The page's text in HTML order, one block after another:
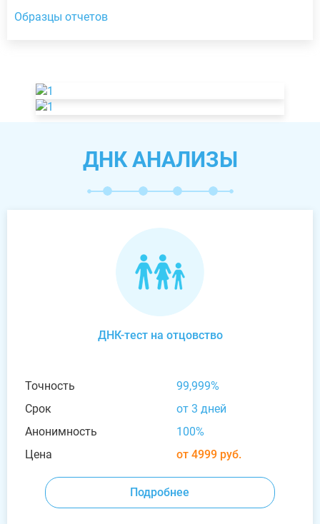
Образцы отчетов
ДНК АНАЛИЗЫ
ДНК-тест на отцовство
Точность
99,999%
Срок
от 3 дней
Анонимность
100%
Цена
от 4999 руб.
Подробнее